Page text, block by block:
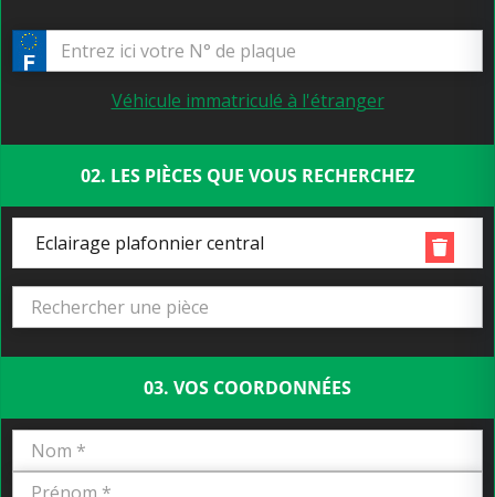
Véhicule immatriculé à l'étranger
02. LES PIÈCES QUE VOUS RECHERCHEZ
Eclairage plafonnier central
03. VOS COORDONNÉES